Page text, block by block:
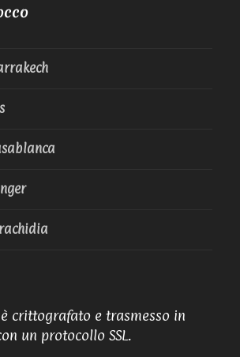
crittografato e trasmesso in
un protocollo SSL.